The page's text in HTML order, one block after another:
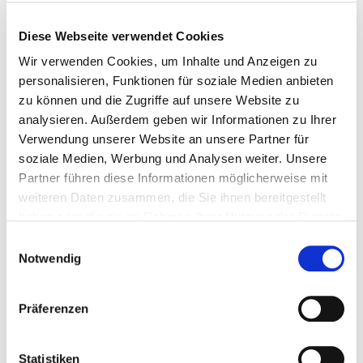
Diese Webseite verwendet Cookies
Wir verwenden Cookies, um Inhalte und Anzeigen zu
personalisieren, Funktionen für soziale Medien anbieten
zu können und die Zugriffe auf unsere Website zu
analysieren. Außerdem geben wir Informationen zu Ihrer
Verwendung unserer Website an unsere Partner für
soziale Medien, Werbung und Analysen weiter. Unsere
Partner führen diese Informationen möglicherweise mit
weiteren Daten zusammen, die Sie ihnen bereitgestellt
Notwendig
Präferenzen
Statistiken
In der Region Epirus muss man unbedingt auch Zeit für Ausflüge
einplanen, denn die Sehenswürdigkeiten sind spektakulär. Von den
weltberühmtenMeteora-Klöstern über dasTotenorakel der antiken
Stadt Ephyrabis hin zurTropfsteinhöhle von Perama, um nur ein
paar der Highlights aufzuzählen.
Mehr erfahren
Beliebte Sehenswürdigkeiten
Das UNESCO-Weltkulturerbe mit seinen 24